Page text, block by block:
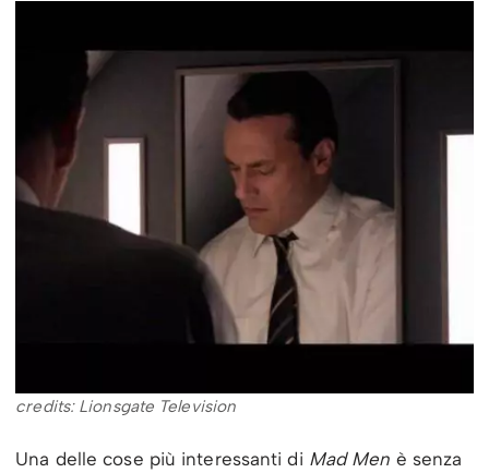
credits: Lionsgate Television
Una delle cose più interessanti di Mad Men è senza